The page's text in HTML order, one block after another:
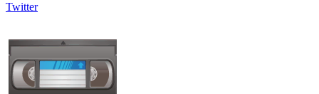
Twitter